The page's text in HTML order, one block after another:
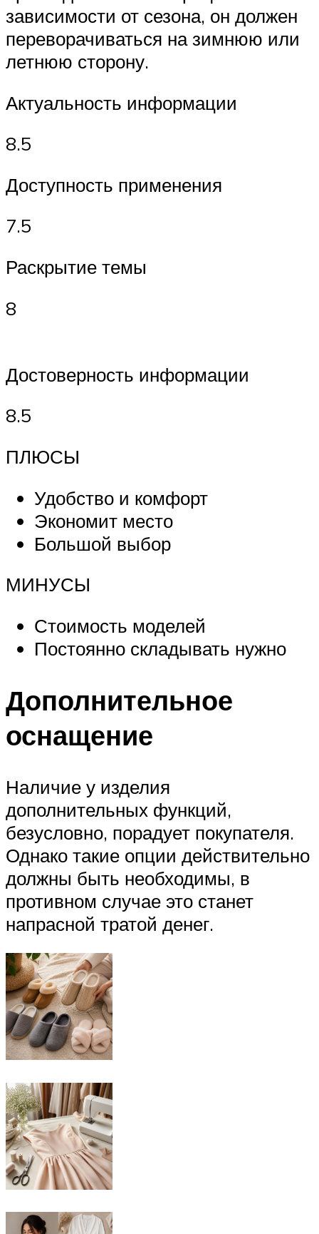
зависимости от сезона, он должен
переворачиваться на зимнюю или
летнюю сторону.
Актуальность информации
8.5
Доступность применения
7.5
Раскрытие темы
8
Достоверность информации
8.5
ПЛЮСЫ
Удобство и комфорт
Экономит место
Большой выбор
МИНУСЫ
Стоимость моделей
Постоянно складывать нужно
Дополнительное
оснащение
Наличие у изделия
дополнительных функций,
безусловно, порадует покупателя.
Однако такие опции действительно
должны быть необходимы, в
противном случае это станет
напрасной тратой денег.